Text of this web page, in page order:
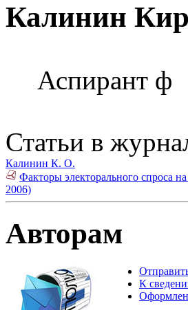
Калинин
Аспирант ф
Статьи в
Калинин К. О.
Факторы электорального спроса
2006)
Авторам
К